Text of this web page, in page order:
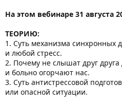
На этом вебинаре 31 августа
ТЕОРИЮ:
1. Суть механизма синхронных
и любой стресс.
2. Почему не слышат друг
и больно огорчают нас.
3. Суть антистрессовой
или опасной ситуации.